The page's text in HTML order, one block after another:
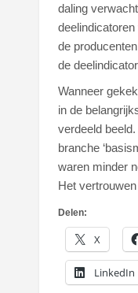
daling
de
de deelindicator
Wanneer
in de
verdeeld
branche
waren minder
Het
Delen:
X
LinkedIn